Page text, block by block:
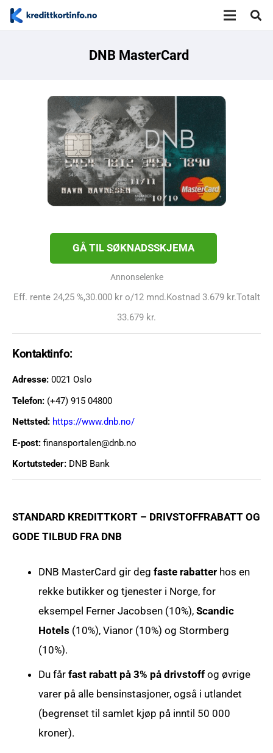
DNB MasterCard
GÅ TIL SØKNADSSKJEMA
Annonselenke
Eff. rente 24,25 %,30.000 kr o/12 mnd.Kostnad 3.679 kr.Totalt
33.679 kr.
Kontaktinfo:
Adresse:0021 Oslo
Telefon: (+47) 915 04800
Nettsted: https://www.dnb.no/
E-post:finansportalen@dnb.no
Kortutsteder: DNB Bank
STANDARD KREDITTKORT – DRIVSTOFFRABATT OG
GODE TILBUD FRA DNB
DNB MasterCard gir deg faste rabatterhos en
rekke butikker og tjenester i Norge, for
eksempel Ferner Jacobsen (10%), Scandic
Hotels (10%), Vianor (10%) og Stormberg
(10%).
Du får fast rabatt på 3% på drivstoffog øvrige
varer på alle bensinstasjoner, også i utlandet
(begrenset til samlet kjøp på inntil 50 000
kroner).